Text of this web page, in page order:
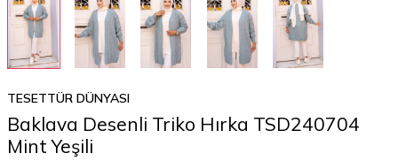
TESETTÜR DÜNYASI
Baklava Desenli Triko Hırka TSD240704
Mint Yeşili